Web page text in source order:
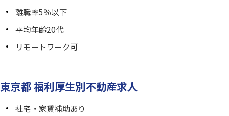
離職率5％以下
平均年齢20代
リモートワーク可
東京都 福利厚生別不動産求人
社宅・家賃補助あり